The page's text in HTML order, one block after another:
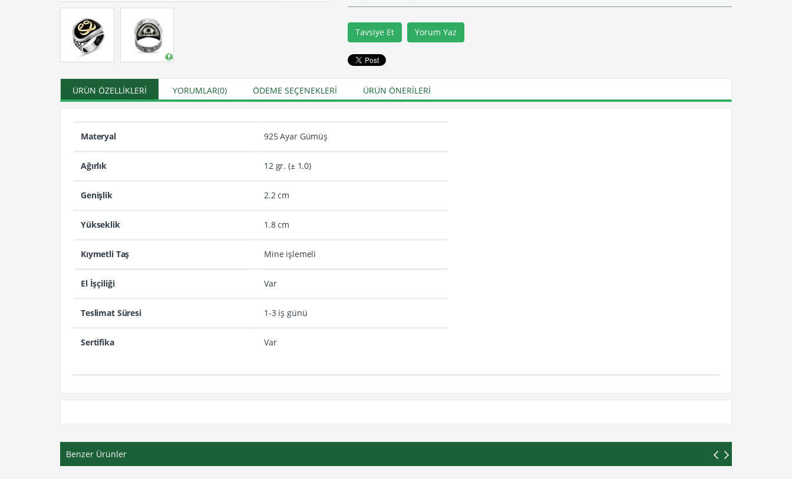
Tavsiye Et Yorum Yaz
ÜRÜN ÖZELLIKLERI YORUMLAR(0) ÖDEME SEÇENEKLERI ÜRÜN ÖNERILERI
Materyal 925 Ayar Gümüş
Ağırlık 12 gr. (± 1.0)
Genişlik 2.2 cm
Yükseklik 1.8 cm
Kıymetli Taş Mine işlemeli
El İşçiliği Var
Teslimat Süresi 1-3 iş günü
Sertifika Var
Benzer Ürünler